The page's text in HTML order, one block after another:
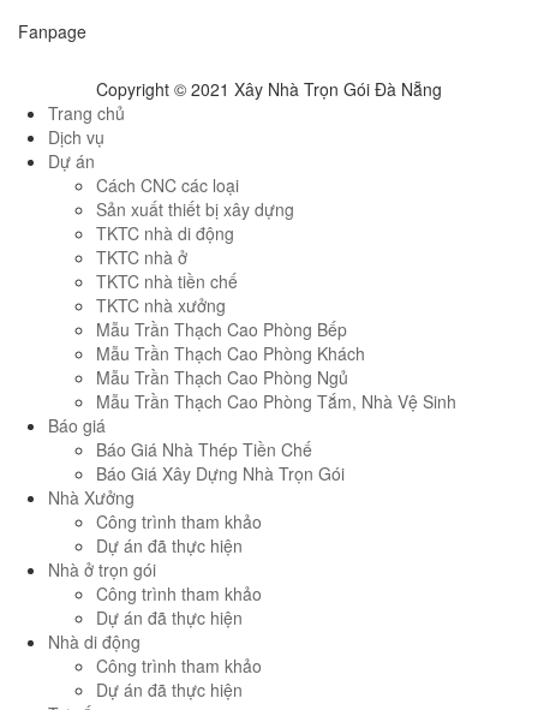
Fanpage
Copyright © 2021 Xây Nhà Trọn Gói Đà Nẵng
Trang chủ
Dịch vụ
Dự án
Cách CNC các loại
Sản xuất thiết bị xây dựng
TKTC nhà di động
TKTC nhà ở
TKTC nhà tiền chế
TKTC nhà xưởng
Mẫu Trần Thạch Cao Phòng Bếp
Mẫu Trần Thạch Cao Phòng Khách
Mẫu Trần Thạch Cao Phòng Ngủ
Mẫu Trần Thạch Cao Phòng Tắm, Nhà Vệ Sinh
Báo giá
Báo Giá Nhà Thép Tiền Chế
Báo Giá Xây Dựng Nhà Trọn Gói
Nhà Xưởng
Công trình tham khảo
Dự án đã thực hiện
Nhà ở trọn gói
Công trình tham khảo
Dự án đã thực hiện
Nhà di động
Công trình tham khảo
Dự án đã thực hiện